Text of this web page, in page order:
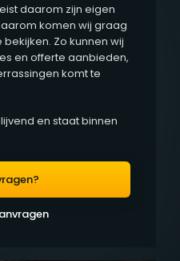
daarom zijn eigen
komen wij graag
Zo kunnen wij
en offerte aanbieden,
komt te
en staat binnen